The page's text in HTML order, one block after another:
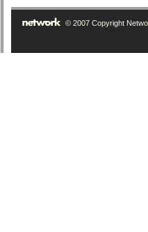
© 2007 Copyright